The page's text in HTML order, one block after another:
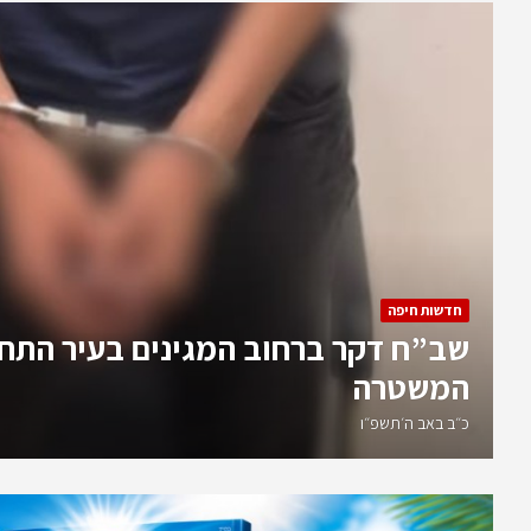
חדשות חיפה
קול נפץ החריד הלילה את שכונת דניה
כ״ב באב ה׳תשפ״ו